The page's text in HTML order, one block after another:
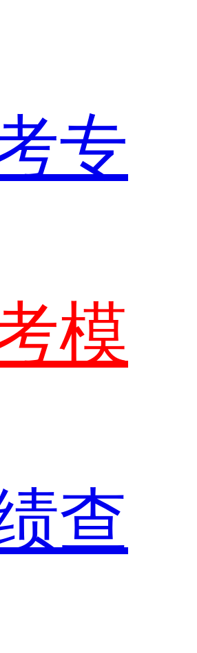
专
模
查